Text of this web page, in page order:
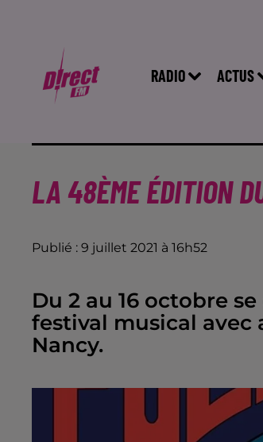
RADIO ACTUS
LA 48ÈME ÉDITION
Publié : 9 juillet 2021 à 16h52
Du 2 au 16 octobre
festival musical avec
Nancy.